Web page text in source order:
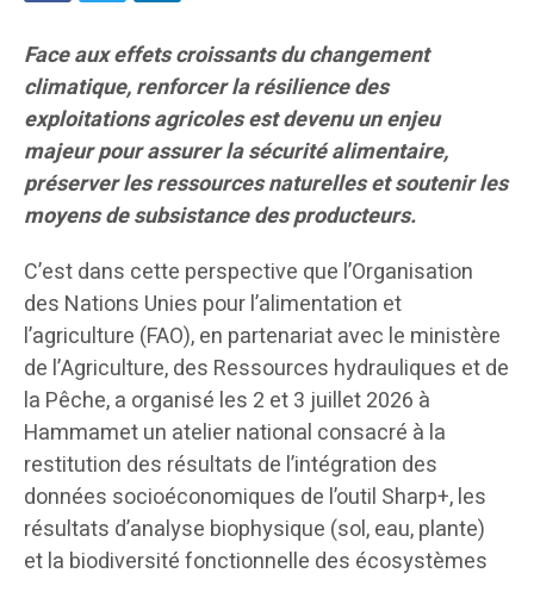
Face aux effets croissants du changement
climatique, renforcer la résilience des
exploitations agricoles est devenu un enjeu
majeur pour assurer la sécurité alimentaire,
préserver les ressources naturelles et soutenir les
moyens de subsistance des producteurs.
C’est dans cette perspective que l’Organisation
des Nations Unies pour l’alimentation et
l’agriculture (FAO), en partenariat avec le ministère
de l’Agriculture, des Ressources hydrauliques et de
la Pêche, a organisé les 2 et 3 juillet 2026 à
Hammamet un atelier national consacré à la
restitution des résultats de l’intégration des
données socioéconomiques de l’outil Sharp+, les
résultats d’analyse biophysique (sol, eau, plante)
et la biodiversité fonctionnelle des écosystèmes